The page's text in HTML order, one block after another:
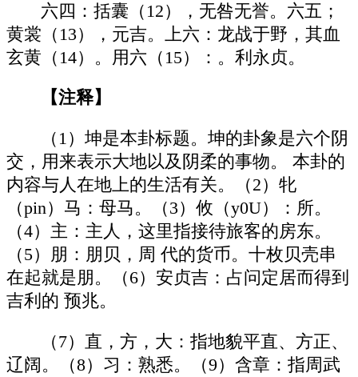
六四：括囊（12），无咎无誉。六五；
黄裳（13），元吉。上六：龙战于野，其血
玄黄（14）。用六（15）：。利永贞。
【注释】
（1）坤是本卦标题。坤的卦象是六个阴
交，用来表示大地以及阴柔的事物。 本卦的
内容与人在地上的生活有关。（2）牝
（pin）马：母马。（3）攸（y0U）：所。
（4）主：主人，这里指接待旅客的房东。
（5）朋：朋贝，周 代的货币。十枚贝壳串
在起就是朋。（6）安贞吉：占问定居而得到
吉利的 预兆。
（7）直，方，大：指地貌平直、方正、
辽阔。（8）习：熟悉。（9）含章：指周武